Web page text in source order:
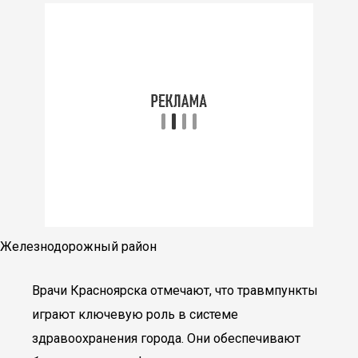
Железнодорожный район
Врачи Красноярска отмечают, что травмпункты
играют ключевую роль в системе
здравоохранения города. Они обеспечивают